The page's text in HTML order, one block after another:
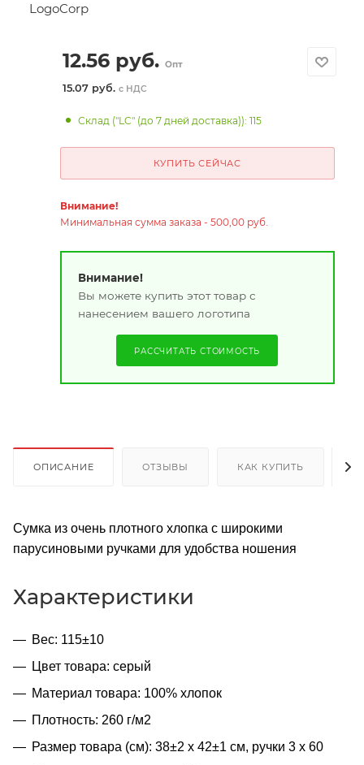
LogoCorp
12.56руб. Опт
15.07 руб. с НДС
Склад ("LC" (до 7 дней доставка)): 115
КУПИТЬ СЕЙЧАС
Внимание!
Минимальная сумма заказа - 500,00 руб.
Внимание!
Вы можете купить этот товар с
нанесением вашего логотипа
РАССЧИТАТЬ СТОИМОСТЬ
ОПИСАНИЕ ОТЗЫВЫ КАК КУПИТЬ
Сумка из очень плотного хлопка с широкими
парусиновыми ручками для удобства ношения
Характеристики
Вес: 115±10
Цвет товара: серый
Материал товара: 100% хлопок
Плотность: 260 г/м2
Размер товара (см): 38±2 х 42±1 см, ручки 3 х 60